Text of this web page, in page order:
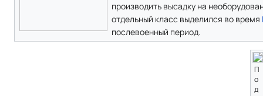
производить высадку на
отдельный класс выделился во время
послевоенный период.
П
о
д